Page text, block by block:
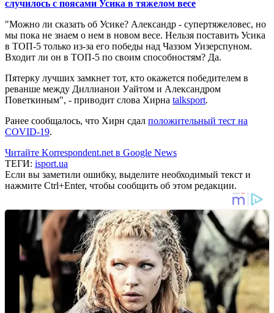
случилось с поясами Усика в тяжелом весе
"Можно ли сказать об Усике? Александр - супертяжеловес, но
мы пока не знаем о нем в новом весе. Нельзя поставить Усика
в ТОП-5 только из-за его победы над Чаззом Уизерспуном.
Входит ли он в ТОП-5 по своим способностям? Да.
Пятерку лучших замкнет тот, кто окажется победителем в
реванше между Диллианои Уайтом и Александром
Поветкиным", - приводит слова Хирна talksport.
Ранее сообщалось, что Хирн сдал положительный тест на
COVID-19.
Читайте Korrespondent.net в Google News
ТЕГИ: isport.ua
Если вы заметили ошибку, выделите необходимый текст и
нажмите Ctrl+Enter, чтобы сообщить об этом редакции.